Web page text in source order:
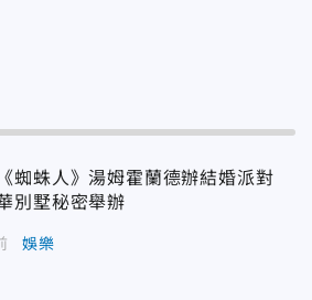
蜘蛛人》湯姆霍蘭德辦結婚派對
別墅秘密舉辦
娛樂